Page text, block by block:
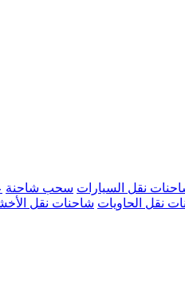
نقل السيارات سحب شاحنة
نقل الحاويات شاحنات نقل